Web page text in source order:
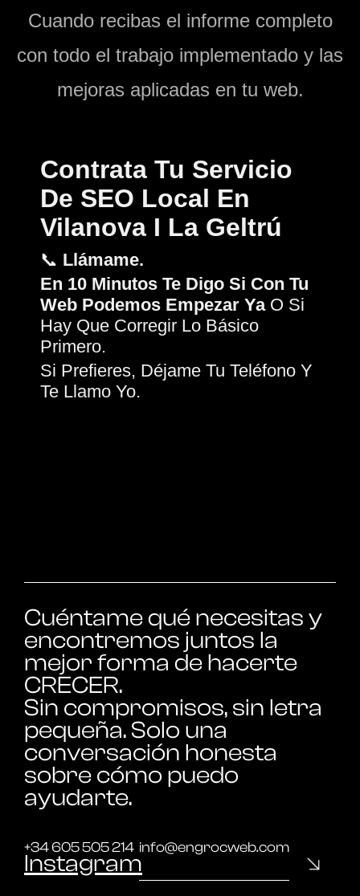
Cuando recibas el informe completo
con todo el trabajo implementado y las
mejoras aplicadas en tu web.
Contrata Tu Servicio
De SEO Local En
Vilanova I La Geltrú
📞 Llámame.
En 10 Minutos Te Digo Si Con Tu
Web Podemos Empezar YaO Si
Hay Que Corregir Lo Básico
Primero.
Si Prefieres, Déjame Tu Teléfono Y
Te Llamo Yo.
Cuéntame qué necesitas y
encontremos juntos la
mejor forma de hacerte
CRECER.
Sin compromisos, sin letra
pequeña. Solo una
conversación honesta
sobre cómo puedo
ayudarte.
+34 605 505 214 info@engrocweb.com
Instagram